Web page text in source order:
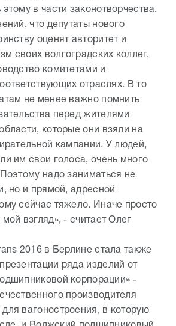
в части законотворчества.
что депутаты нового
оценят авторитет и
своих волгоградских коллег,
комитетами и
отраслях. В то
не менее важно помнить
перед жителями
которые они взяли на
кампании. У людей,
им свои голоса, очень много
надо заниматься не
но и прямой, адресной
сейчас тяжело. Иначе просто
взгляд», - считает Олег
2016 в Берлине стала также
ряда изделий от
корпорации» -
производителя
вагоностроения, в которую